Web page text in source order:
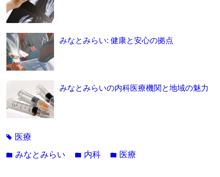
みなとみらい: 健康と安心の拠点
みなとみらいの内科医療機関と地域の魅力
tag 医療
folderみなとみらい folder 内科 folder 医療